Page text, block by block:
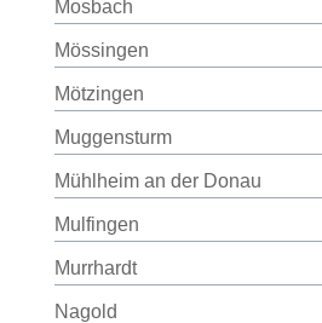
Mosbach
Mössingen
Mötzingen
Muggensturm
Mühlheim an der Donau
Mulfingen
Murrhardt
Nagold